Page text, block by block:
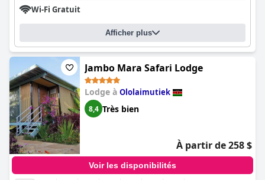
Wi-Fi Gratuit
Afficher plus
Jambo Mara Safari Lodge
Lodge à Ololaimutiek
8,4 Très bien
À partir de 258 $
Voir les disponibilités